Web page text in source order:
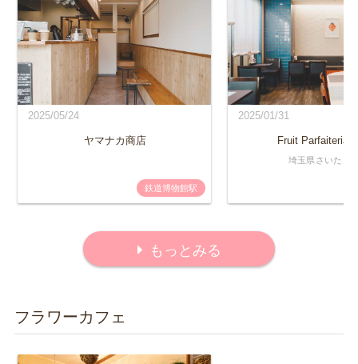
2025/05/24
ヤマナカ商店
鉄道博物館駅
2025/01/31
Fruit Parfaiteria
埼玉県さいたま
もっとみる
フラワーカフェ